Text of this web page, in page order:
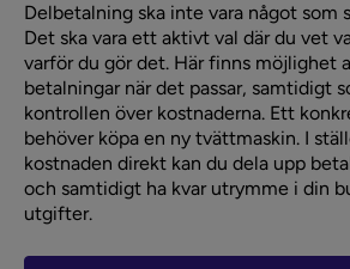
Delbetalning ska inte vara något som
Det ska vara ett aktivt val där du vet
varför du gör det. Här finns möjlighet
betalningar när det passar, samtidigt
kontrollen över kostnaderna. Ett
behöver köpa en ny tvättmaskin. I
kostnaden direkt kan du dela upp
och samtidigt ha kvar utrymme i din
utgifter.